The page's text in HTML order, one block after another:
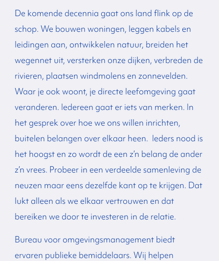
De komende decennia gaat ons land flink op de
schop. We bouwen woningen, leggen kabels en
leidingen aan, ontwikkelen natuur, breiden het
wegennet uit, versterken onze dijken, verbreden de
rivieren, plaatsen windmolens en zonnevelden.
Waar je ook woont, je directe leefomgeving gaat
veranderen. Iedereen gaat er iets van merken. In
het gesprek over hoe we ons willen inrichten,
buitelen belangen over elkaar heen. Ieders nood is
het hoogst en zo wordt de een z’n belang de ander
z’n vrees. Probeer in een verdeelde samenleving de
neuzen maar eens dezelfde kant op te krijgen. Dat
lukt alleen als we elkaar vertrouwen en dat
bereiken we door te investeren in de relatie.
Bureau voor omgevingsmanagement biedt
ervaren publieke bemiddelaars. Wij helpen